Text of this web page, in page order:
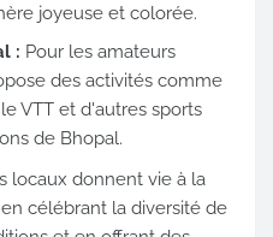
joyeuse et colorée.
: Pour les amateurs
des activités comme
VTT et d'autres sports
de Bhopal.
locaux donnent vie à la
célébrant la diversité de